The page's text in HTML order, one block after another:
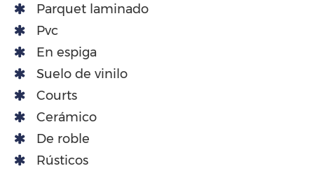
Parquet laminado
Pvc
En espiga
Suelo de vinilo
Courts
Cerámico
De roble
Rústicos